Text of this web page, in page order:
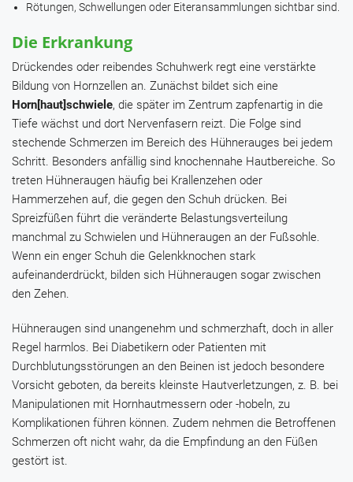
Rötungen, Schwellungen oder Eiteransammlungen sichtbar sind.
Die Erkrankung
Drückendes oder reibendes Schuhwerk regt eine verstärkte
Bildung von Hornzellen an. Zunächst bildet sich eine
Horn[haut]schwiele, die später im Zentrum zapfenartig in die
Tiefe wächst und dort Nervenfasern reizt. Die Folge sind
stechende Schmerzen im Bereich des Hühnerauges bei jedem
Schritt. Besonders anfällig sind knochennahe Hautbereiche. So
treten Hühneraugen häufig bei Krallenzehen oder
Hammerzehen auf, die gegen den Schuh drücken. Bei
Spreizfüßen führt die veränderte Belastungsverteilung
manchmal zu Schwielen und Hühneraugen an der Fußsohle.
Wenn ein enger Schuh die Gelenkknochen stark
aufeinanderdrückt, bilden sich Hühneraugen sogar zwischen
den Zehen.
Hühneraugen sind unangenehm und schmerzhaft, doch in aller
Regel harmlos. Bei Diabetikern oder Patienten mit
Durchblutungsstörungen an den Beinen ist jedoch besondere
Vorsicht geboten, da bereits kleinste Hautverletzungen, z. B. bei
Manipulationen mit Hornhautmessern oder -hobeln, zu
Komplikationen führen können. Zudem nehmen die Betroffenen
Schmerzen oft nicht wahr, da die Empfindung an den Füßen
gestört ist.